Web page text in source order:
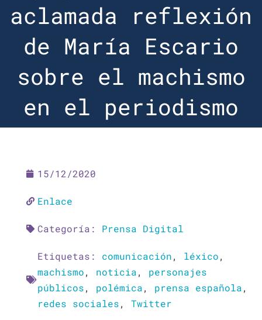
aclamada reflexión
de María Escario
sobre el machismo
en el periodismo
15/12/2020
Enlace
Categoría: Prensa Digital
Etiquetas: comunicación, léxico,
machismo, noticia, personajes
públicos, polémica, prensa española,
redes sociales, Twitter